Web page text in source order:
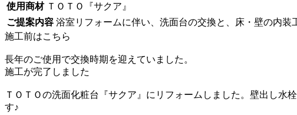
使用商材 ＴＯＴＯ『サクア』
ご提案内容 浴室リフォームに伴い、洗面台の交換と、床・壁の内装
施工前はこちら
長年のご使用で交換時期を迎えていました。
施工が完了しました
ＴＯＴＯの洗面化粧台『サクア』にリフォームしました。壁出し
す♪